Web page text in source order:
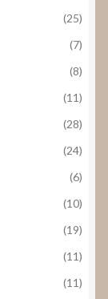
(25)
(7)
(8)
(11)
(28)
(24)
(6)
(10)
(19)
(11)
(11)